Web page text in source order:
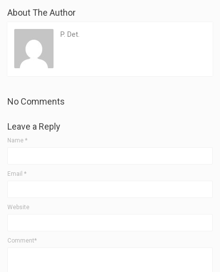
About The Author
P. Det.
No Comments
Leave a Reply
Name *
Email *
Website
Comment*